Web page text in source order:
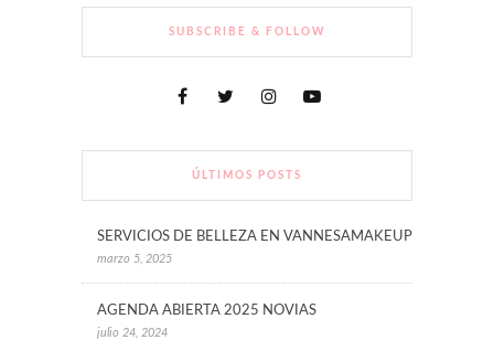
SUBSCRIBE & FOLLOW
ÚLTIMOS POSTS
SERVICIOS DE BELLEZA EN VANNESAMAKEUP
marzo 5, 2025
AGENDA ABIERTA 2025 NOVIAS
julio 24, 2024